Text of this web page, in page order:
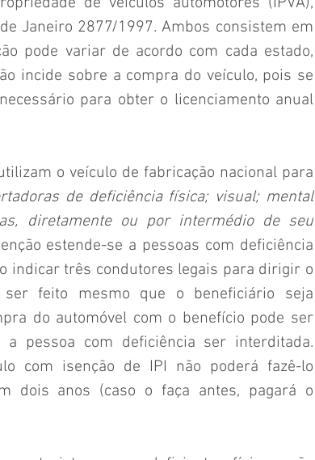
Janeiro 2877/1997. Ambos consistem em
pode variar de acordo com cada estado,
incide sobre a compra do veículo, pois se
para obter o licenciamento anual
o veículo de fabricação nacional para
de deficiência física; visual; mental
diretamente ou por intermédio de seu
estende-se a pessoas com deficiência
indicar três condutores legais para dirigir o
feito mesmo que o beneficiário seja
do automóvel com o benefício pode ser
pessoa com deficiência ser interditada.
com isenção de IPI não poderá fazê-lo
dois anos (caso o faça antes, pagará o